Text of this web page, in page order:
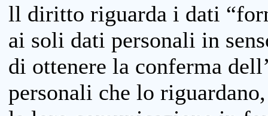
ll diritto riguarda i dati
ai soli dati personali in
di ottenere la conferma
personali che lo